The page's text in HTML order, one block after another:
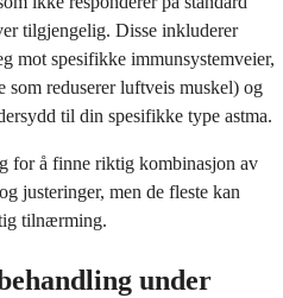
tilgjengelig. Disse inkluderer
mot spesifikke immunsystemveier,
som reduserer luftveis muskel) og
til din spesifikke type astma.
for å finne riktig kombinasjon av
justeringer, men de fleste kan
tilnærming.
under